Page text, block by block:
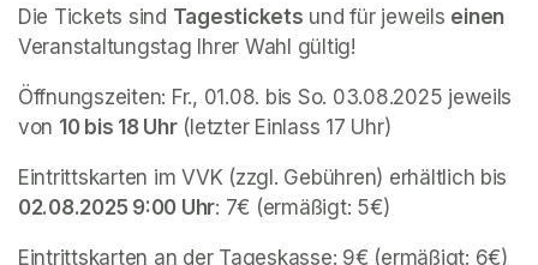
Die Tickets sind Tagestickets und für jeweils einen
Veranstaltungstag Ihrer Wahl gültig!
Öffnungszeiten: Fr., 01.08. bis So. 03.08.2025 jeweils
von 10 bis 18 Uhr (letzter Einlass 17 Uhr)
02.08.2025 9:00 Uhr: 7€ (ermäßigt: 5€)
Eintrittskarten an der Tageskasse: 9€ (ermäßigt: 6€)